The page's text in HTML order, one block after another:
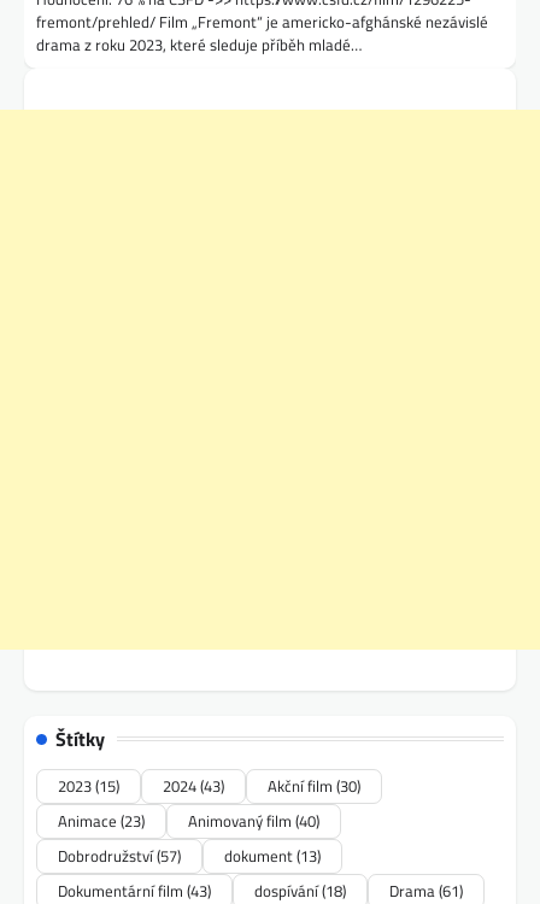
fremont/prehled/ Film „Fremont“ je americko-afghánské nezávislé
drama z roku 2023, které sleduje příběh mladé…
Štítky
2023(15) 2024(43) Akční film (30)
Animace (23) Animovaný film (40)
Dobrodružství(57) dokument(13)
Dokumentární film (43) dospívání(18) Drama(61)